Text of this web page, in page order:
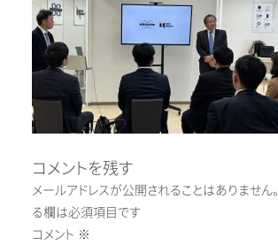
コメントを残す
メールアドレスが公開されることはありません。
る欄は必須項目です
コメント ※